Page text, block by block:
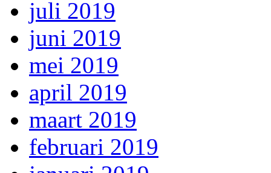
juli 2019
juni 2019
mei 2019
april 2019
maart 2019
februari 2019